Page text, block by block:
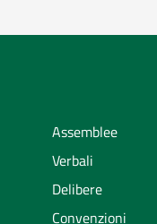
Assemblee
Verbali
Delibere
Convenzioni